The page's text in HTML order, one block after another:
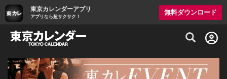
東京カレンダーアプリ
アプリなら超サクサク！
無料ダウンロード
グルメ情報・プレミアムレストラン予約